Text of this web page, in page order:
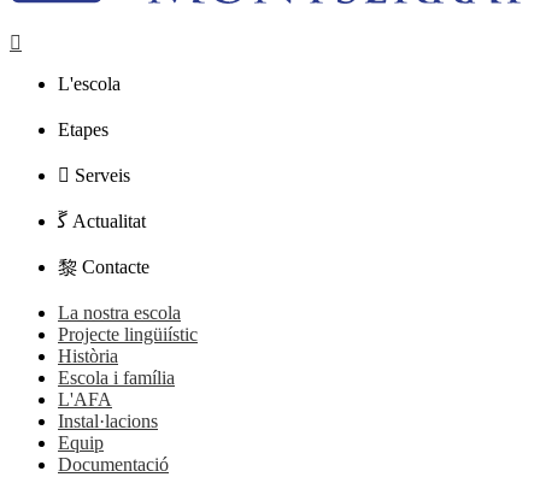
L'escola
Etapes
Serveis
Actualitat
Contacte
La nostra escola
Projecte lingüiístic
Història
Escola i família
L'AFA
Instal·lacions
Equip
Documentació